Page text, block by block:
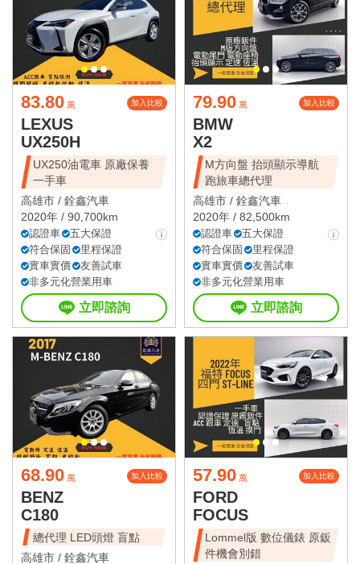
83.80 萬 加入比較
LEXUS
UX250H
UX250油電車 原廠保養
一手車
高雄市 / 銓鑫汽車
2020年 / 90,700km
認證車
五大保證
符合保固
里程保證
實車實價
友善試車
非多元化營業用車
立即諮詢
79.90 萬 加入比較
BMW
X2
M方向盤 抬頭顯示導航
跑旅車總代理
高雄市 / 銓鑫汽車
2020年 / 82,500km
認證車
五大保證
符合保固
里程保證
實車實價
友善試車
非多元化營業用車
立即諮詢
68.90 萬 加入比較
BENZ
C180
總代理 LED頭燈 盲點
高雄市 / 銓鑫汽車
57.90 萬 加入比較
FORD
FOCUS
Lommel版 數位儀錶 原鈑
件機會別錯